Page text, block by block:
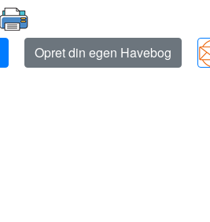
Opret din egen Havebog